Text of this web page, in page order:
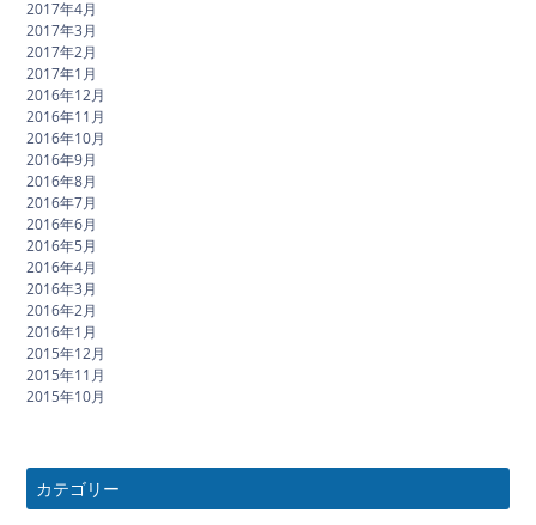
2017年4月
2017年3月
2017年2月
2017年1月
2016年12月
2016年11月
2016年10月
2016年9月
2016年8月
2016年7月
2016年6月
2016年5月
2016年4月
2016年3月
2016年2月
2016年1月
2015年12月
2015年11月
2015年10月
カテゴリー